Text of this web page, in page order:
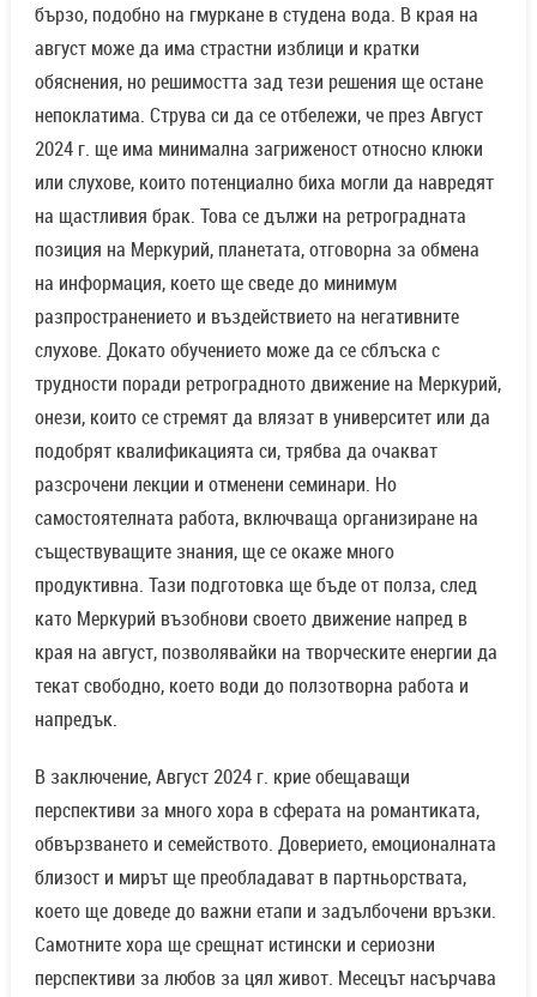
бързо, подобно на гмуркане в студена вода. В края на
август може да има страстни изблици и кратки
обяснения, но решимостта зад тези решения ще остане
непоклатима. Струва си да се отбележи, че през Август
2024 г. ще има минимална загриженост относно клюки
или слухове, които потенциално биха могли да навредят
на щастливия брак. Това се дължи на ретроградната
позиция на Меркурий, планетата, отговорна за обмена
на информация, което ще сведе до минимум
разпространението и въздействието на негативните
слухове. Докато обучението може да се сблъска с
трудности поради ретроградното движение на Меркурий,
онези, които се стремят да влязат в университет или да
подобрят квалификацията си, трябва да очакват
разсрочени лекции и отменени семинари. Но
самостоятелната работа, включваща организиране на
съществуващите знания, ще се окаже много
продуктивна. Тази подготовка ще бъде от полза, след
като Меркурий възобнови своето движение напред в
края на август, позволявайки на творческите енергии да
текат свободно, което води до ползотворна работа и
напредък.
В заключение, Август 2024 г. крие обещаващи
перспективи за много хора в сферата на романтиката,
обвързването и семейството. Доверието, емоционалната
близост и мирът ще преобладават в партньорствата,
което ще доведе до важни етапи и задълбочени връзки.
Самотните хора ще срещнат истински и сериозни
перспективи за любов за цял живот. Месецът насърчава